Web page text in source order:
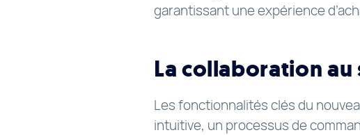
garantissant une expérience
La collaboration
Les fonctionnalités clés du
intuitive, un processus de